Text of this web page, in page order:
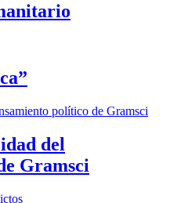
del
Gramsci